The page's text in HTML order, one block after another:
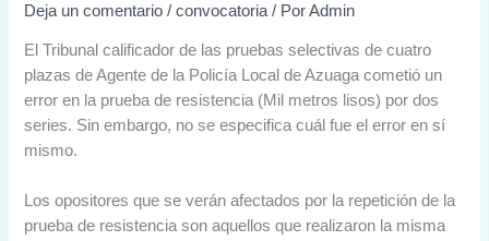
Deja un comentario /convocatoria / PorAdmin
El Tribunal calificador de las pruebas selectivas de cuatro
plazas de Agente de la Policía Local de Azuaga cometió un
error en la prueba de resistencia (Mil metros lisos) por dos
series. Sin embargo, no se especifica cuál fue el error en sí
mismo.
Los opositores que se verán afectados por la repetición de la
prueba de resistencia son aquellos que realizaron la misma